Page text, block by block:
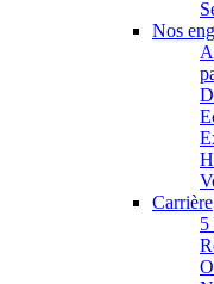
Nos
Carrière
5